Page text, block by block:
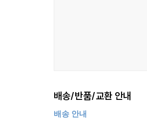
배송/반품/교환 안내
배송 안내